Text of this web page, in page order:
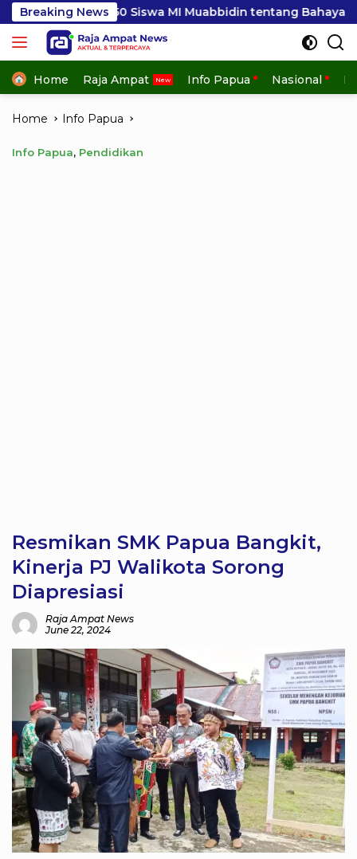
Skip
to
content
Breaking News
Siswa MI Muabbidin tentang Bahaya Bullying
Home Raja Ampat Info Papua Nasional
Home Info Papua
Info Papua, Pendidikan
Resmikan SMK Papua Bangkit,
Kinerja PJ Walikota Sorong
Diapresiasi
Raja Ampat News
June 22, 2024